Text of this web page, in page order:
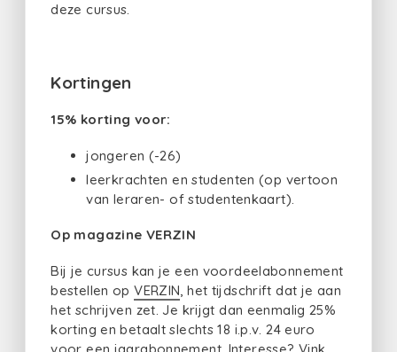
deze cursus.
Kortingen
15% korting voor:
jongeren (-26)
leerkrachten en studenten (op vertoon
van leraren- of studentenkaart).
Op magazine VERZIN
Bij je cursus kan je een voordeelabonnement
bestellen opVERZIN, het tijdschrift dat je aan
het schrijven zet. Je krijgt dan eenmalig 25%
korting en betaalt slechts 18 i.p.v. 24 euro